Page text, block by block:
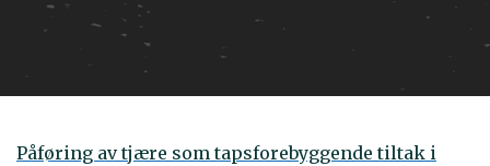
Påføring av tjære som tapsforebyggende tiltak i